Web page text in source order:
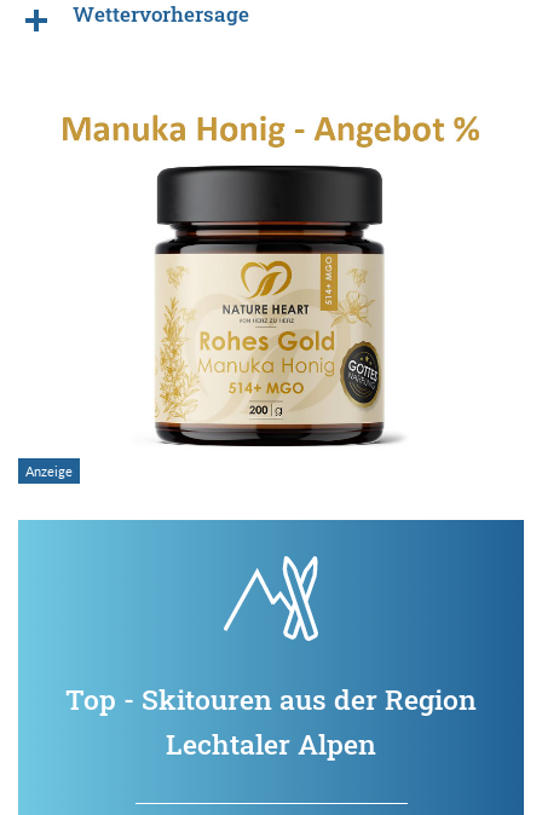
Wettervorhersage
Top - Skitouren aus der Region
Lechtaler Alpen